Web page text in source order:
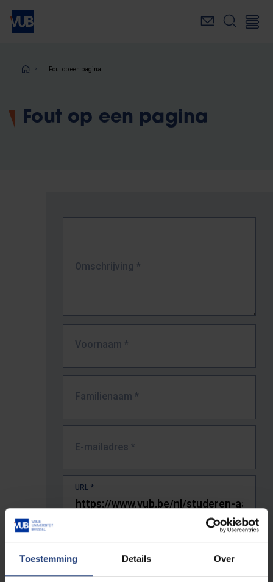
Toestemming Details Over
Overslaan
naar
inhoudKruimelpad
Fout op een pagina
Fout op een pagina
Omschrijving *
Voornaam *
Familienaam *
E-mailadres *
URL *
De volledige URL van de pagina waar je de fout zag.